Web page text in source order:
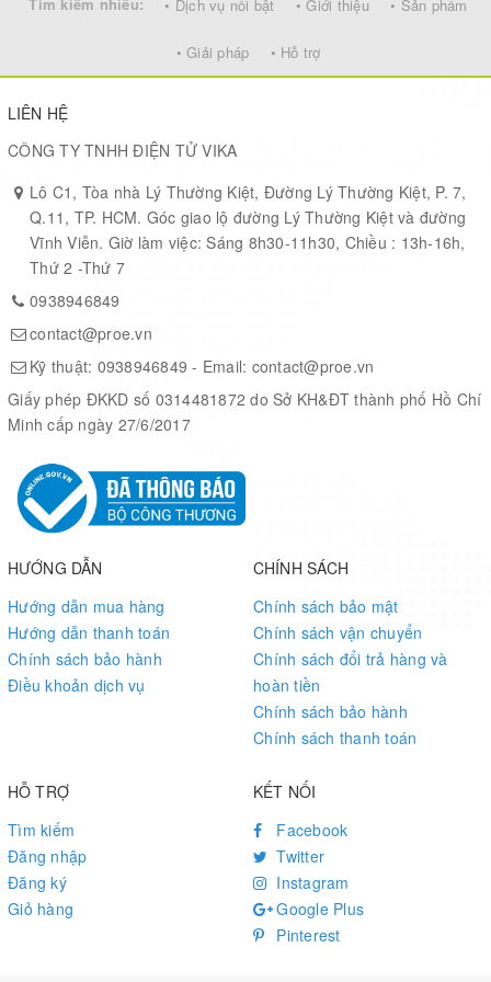
Length 3.28' (1.00m)
Shielding Unshielded
• Dịch vụ nổi bật • Giới thiệu • Sản phẩm
• Giải pháp • Hỗ trợ
LIÊN HỆ
CÔNG TY TNHH ĐIỆN TỬ VIKA
Lô C1, Tòa nhà Lý Thường Kiệt, Đường Lý Thường Kiệt, P. 7,
Q.11, TP. HCM. Góc giao lộ đường Lý Thường Kiệt và đường
Vĩnh Viễn. Giờ làm việc: Sáng 8h30-11h30, Chiều : 13h-16h,
Thứ 2 -Thứ 7
0938946849
contact@proe.vn
Kỹ thuật: 0938946849 - Email: contact@proe.vn
Giấy phép ĐKKD số 0314481872 do Sở KH&ĐT thành phố Hồ Chí
Minh cấp ngày 27/6/2017
HƯỚNG DẪN
Hướng dẫn mua hàng
Hướng dẫn thanh toán
Chính sách bảo hành
Điều khoản dịch vụ
CHÍNH SÁCH
Chính sách bảo mật
Chính sách vận chuyển
Chính sách đổi trả hàng và
hoàn tiền
Chính sách bảo hành
Chính sách thanh toán
HỖ TRỢ
Tìm kiếm
Đăng nhập
Đăng ký
Giỏ hàng
KẾT NỐI
Facebook
Twitter
Instagram
Google Plus
Pinterest